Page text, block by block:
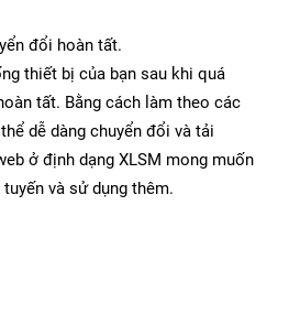
đổi hoàn tất.
thiết bị của bạn sau khi quá
tất. Bằng cách làm theo các
dễ dàng chuyển đổi và tải
ở định dạng XLSM mong muốn
và sử dụng thêm.